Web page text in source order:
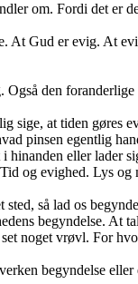
om. Fordi det er
At Gud er evig. At
Også den foranderlige
sige, at tiden gøres
pinsen egentlig
i hinanden eller lader
og evighed. Lys og
sted, så lad os
begyndelse. At
noget vrøvl. For
begyndelse eller